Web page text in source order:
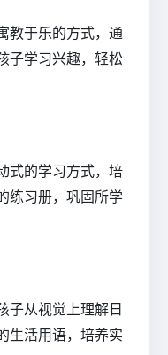
教于乐的方式，通
子学习兴趣，轻松
式的学习方式，培
练习册，巩固所学
子从视觉上理解日
生活用语，培养实